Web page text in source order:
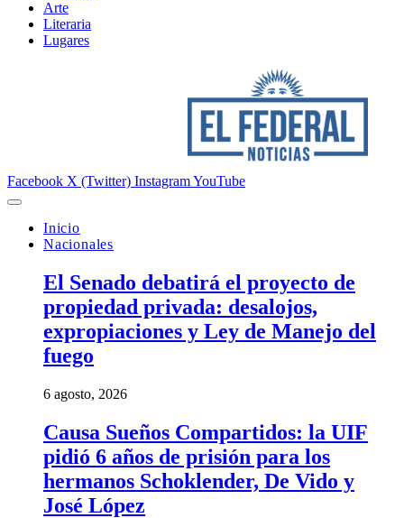
Arte
Literaria
Lugares
Facebook X (Twitter) InstagramYouTube
Inicio
Nacionales
El Senado debatirá el proyecto de
propiedad privada: desalojos,
expropiaciones y Ley de Manejo del
fuego
6 agosto, 2026
Causa Sueños Compartidos: la UIF
pidió 6 años de prisión para los
hermanos Schoklender, De Vido y
José López